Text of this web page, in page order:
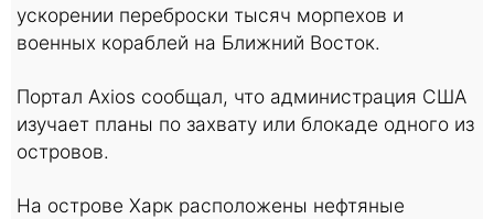
ускорении переброски тысяч морпехов и
военных кораблей на Ближний Восток.
Портал Axios сообщал, что администрация США
изучает планы по захвату или блокаде одного из
островов.
На острове Харк расположены нефтяные